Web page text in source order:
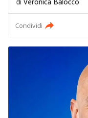
Condividi